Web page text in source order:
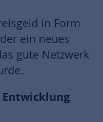
in Form
ein neues
gute Netzwerk